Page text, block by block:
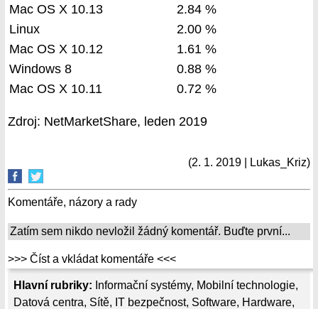
Hlavní rubriky: Informační systémy, Mobilní technologie,
Datová centra, Sítě, IT bezpečnost, Software, Hardware,
Mac OS X 10.13
2.84 %
Linux
2.00 %
Mac OS X 10.12
1.61 %
Windows 8
0.88 %
Mac OS X 10.11
0.72 %
Zdroj: NetMarketShare, leden 2019
(2. 1. 2019 | Lukas_Kriz)
Komentáře, názory a rady
Zatím sem nikdo nevložil žádný komentář. Buďte první...
>>> Číst a vkládat komentáře <<<